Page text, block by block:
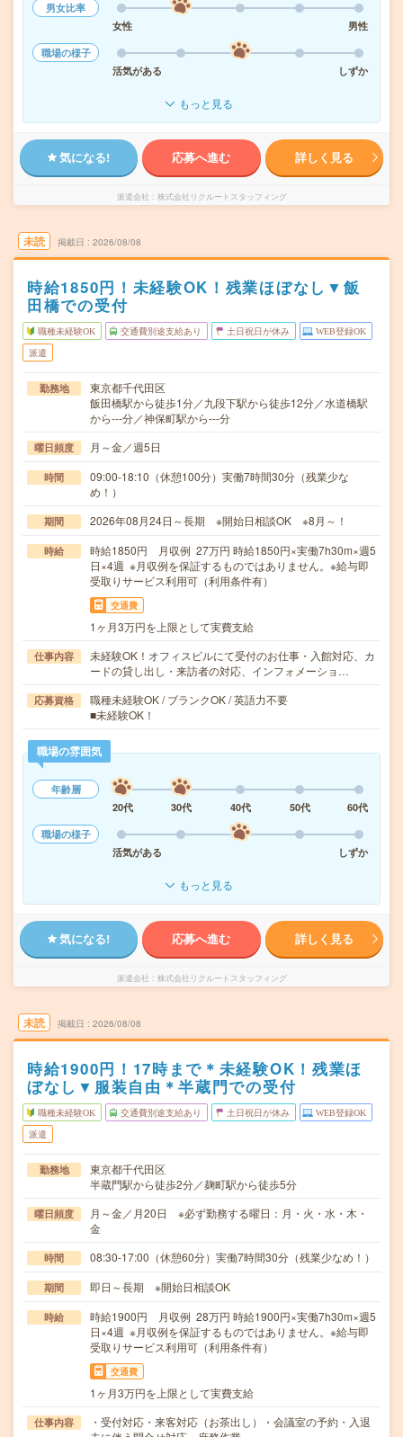
男女比率
女性
男性
職場の様子
活気がある
しずか
もっと見る
気になる! 応募へ進む 詳しく見る
派遣会社 株式会社リクルートスタッフィング
未読 掲載日 2026/08/08
時給1850円！未経験OK！残業ほぼなし▼飯
田橋での受付
職種未経験OK 交通費別途支給あり 土日祝日が休み WEB登録OK
派遣
勤務地
東京都千代田区
飯田橋駅から徒歩1分／九段下駅から徒歩12分／水道橋駅
から---分／神保町駅から---分
曜日頻度 月～金／週5日
時間
09:00-18:10（休憩100分）実働7時間30分（残業少な
め！）
期間 2026年08月24日～長期 ※開始日相談OK ※8月～！
時給
時給1850円 月収例 27万円 時給1850円×実働7h30m×週5
日×4週 ※月収例を保証するものではありません。※給与即
受取りサービス利用可（利用条件有）
交通費
1ヶ月3万円を上限として実費支給
仕事内容
未経験OK！オフィスビルにて受付のお仕事・入館対応、カ
ードの貸し出し・来訪者の対応、インフォメーショ…
応募資格
職種未経験OK / ブランクOK / 英語力不要
■未経験OK！
職場の雰囲気
年齢層
20代
30代 40代 50代
60代
職場の様子
活気がある
しずか
もっと見る
気になる! 応募へ進む 詳しく見る
派遣会社 株式会社リクルートスタッフィング
未読 掲載日 2026/08/08
時給1900円！17時まで＊未経験OK！残業ほ
ぼなし▼服装自由＊半蔵門での受付
職種未経験OK 交通費別途支給あり 土日祝日が休み WEB登録OK
派遣
勤務地
東京都千代田区
半蔵門駅から徒歩2分／麹町駅から徒歩5分
曜日頻度
月～金／月20日 ※必ず勤務する曜日：月・火・水・木・
金
時間 08:30-17:00（休憩60分）実働7時間30分（残業少なめ！）
期間 即日～長期 ※開始日相談OK
時給
時給1900円 月収例 28万円 時給1900円×実働7h30m×週5
日×4週 ※月収例を保証するものではありません。※給与即
受取りサービス利用可（利用条件有）
交通費
1ヶ月3万円を上限として実費支給
仕事内容
・受付対応・来客対応（お茶出し）・会議室の予約・入退